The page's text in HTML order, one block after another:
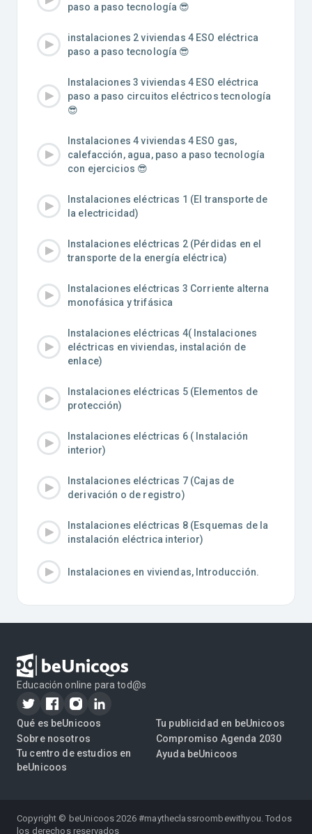
paso a paso tecnología 😎
instalaciones 2 viviendas 4 ESO eléctrica
paso a paso tecnología 😎
Instalaciones 3 viviendas 4 ESO eléctrica
paso a paso circuitos eléctricos tecnología
😎
Instalaciones 4 viviendas 4 ESO gas,
calefacción, agua, paso a paso tecnología
con ejercicios 😎
Instalaciones eléctricas 1 (El transporte de
la electricidad)
Instalaciones eléctricas 2 (Pérdidas en el
transporte de la energía eléctrica)
Instalaciones eléctricas 3 Corriente alterna
monofásica y trifásica
Instalaciones eléctricas 4( Instalaciones
eléctricas en viviendas, instalación de
enlace)
Instalaciones eléctricas 5 (Elementos de
protección)
Instalaciones eléctricas 6 ( Instalación
interior)
Instalaciones eléctricas 7 (Cajas de
derivación o de registro)
Instalaciones eléctricas 8 (Esquemas de la
instalación eléctrica interior)
Instalaciones en viviendas, Introducción.
Educación online para tod@s
Qué es beUnicoos
Sobre nosotros
Tu centro de estudios en
beUnicoos
Tu publicidad en beUnicoos
Compromiso Agenda 2030
Ayuda beUnicoos
Copyright © beUnicoos2026#maytheclassroombewithyou. Todos
los derechos reservados